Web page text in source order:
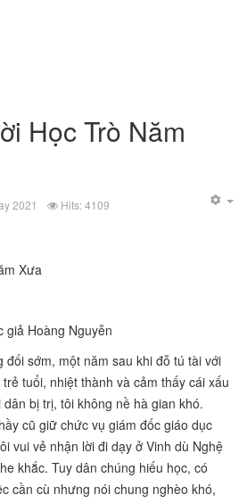
Học Trò Năm
2021 Hits: 4109
Xưa
giả Hoàng Nguyễn
đối sớm, một năm sau khi đỗ tú tài với
tuổi, nhiệt thành và cảm thấy cái xấu
bị trị, tôi không nề hà gian khó.
cũ giữ chức vụ giám đốc giáo dục
vui vẻ nhận lời đi dạy ở Vinh dù Nghệ
khắc. Tuy dân chúng hiếu học, có
cần cù nhưng nói chung nghèo khó,